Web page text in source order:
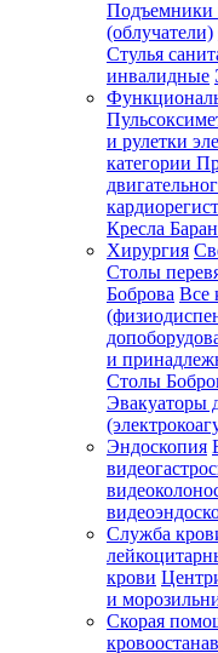
Подъемники
(облучатели)
Стулья
инвалидные
и рулетки
категории
Кресла
Хирургия
Столы
Боброва Все
и
Столы
Эвакуаторы
Эндоскопия
Служба
крови
и
Скорая